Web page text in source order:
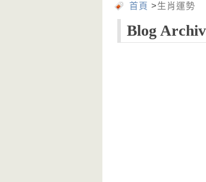
首頁 >生肖運勢
Blog